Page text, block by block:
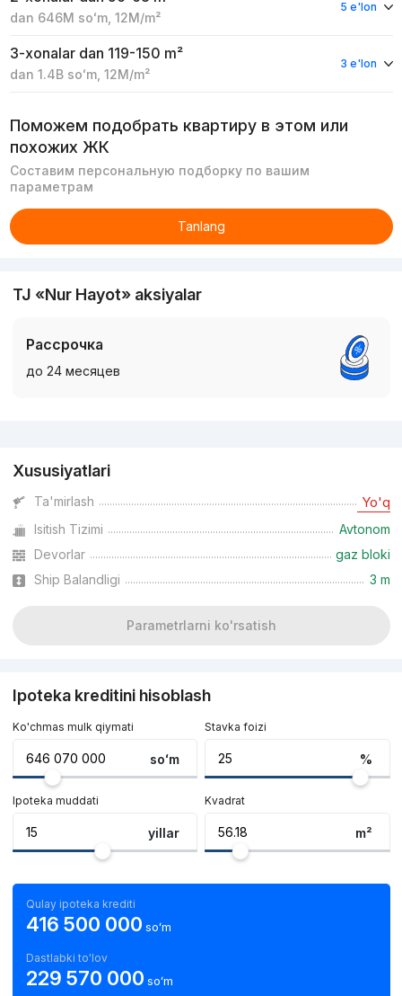
dan 646M soʻm, 12M/m²
5 e'lon
3-xonalar dan 119-150 m²
dan 1.4B soʻm, 12M/m²
3 e'lon
Поможем подобрать квартиру в этом или
похожих ЖК
Составим персональную подборку по вашим
параметрам
Tanlang
TJ «Nur Hayot» aksiyalar
Рассрочка
до 24 месяцев
Xususiyatlari
Ta'mirlash Yo'q
Isitish Tizimi
Avtonom
Devorlar
gaz bloki
Ship Balandligi
3 m
Parametrlarni ko'rsatish
Ipoteka kreditini hisoblash
Ko'chmas mulk qiymati
soʻm
Ipoteka muddati
yillar
Stavka foizi
%
Kvadrat
m²
Qulay ipoteka krediti
416 500 000 soʻm
Dastlabki to'lov
229 570 000 soʻm